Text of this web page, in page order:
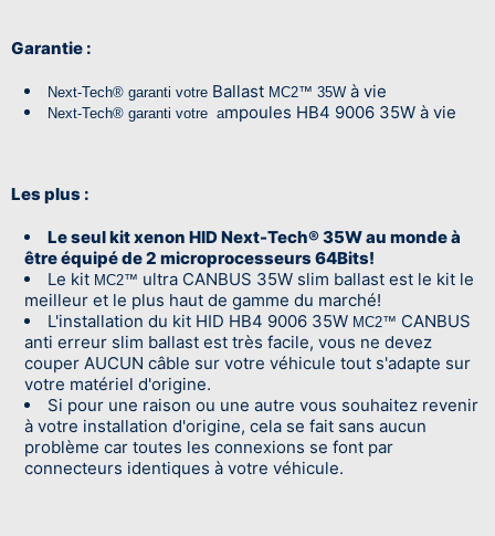
Garantie :
Next-Tech® garanti votre Ballast MC2™ 35W à vie
Next-Tech® garanti votre ampoules HB4 9006 35W à vie
Les plus :
Le seul kit xenon HID Next-Tech® 35W au monde à
être équipé de 2 microprocesseurs 64Bits!
Le kit MC2™ ultra CANBUS 35W slim ballast est le kit le
meilleur et le plus haut de gamme du marché!
L'installation du kit HID HB4 9006 35W MC2™ CANBUS
anti erreur slim ballast est très facile, vous ne devez
couper AUCUN câble sur votre véhicule tout s'adapte sur
votre matériel d'origine.
Si pour une raison ou une autre vous souhaitez revenir
à votre installation d'origine, cela se fait sans aucun
problème car toutes les connexions se font par
connecteurs identiques à votre véhicule.